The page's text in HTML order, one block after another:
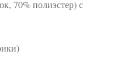
70% полиэстер) с